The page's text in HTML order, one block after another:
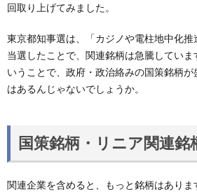
回取り上げてみました。
東京都知事選は、「カジノや電柱地中化
当選したことで、関連銘柄は急騰していま
いうことで、政府・政治絡みの国策銘柄
はあるんじゃないでしょうか。
国策銘柄・リニア関連銘
関連企業を含めると、もっと銘柄はありま